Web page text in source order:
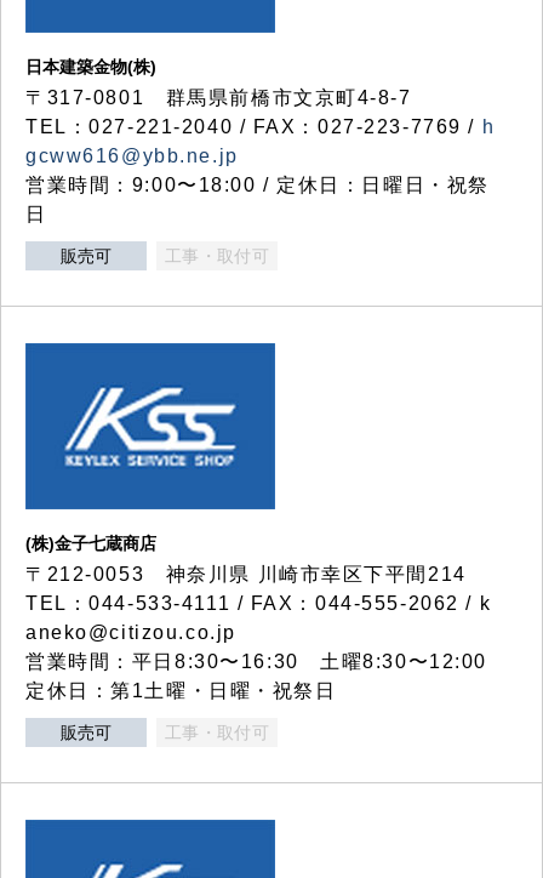
日本建築金物(株)
〒317‐0801 群馬県前橋市文京町4-8-7
TEL：027-221-2040 / FAX：027-223-7769 / h
gcww616@ybb.ne.jp
営業時間：9:00〜18:00 / 定休日：日曜日・祝祭
日
販売可 工事・取付可
(株)金子七蔵商店
〒212-0053 神奈川県 川崎市幸区下平間214
TEL：044-533-4111 / FAX：044-555-2062 / k
aneko@citizou.co.jp
営業時間：平日8:30〜16:30 土曜8:30〜12:00
定休日：第1土曜・日曜・祝祭日
販売可 工事・取付可